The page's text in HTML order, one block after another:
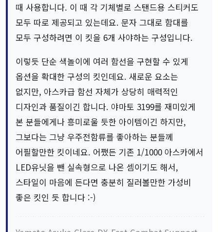
때 사용합니다. 이 때 각 기체별로 스탠드용 스티커도
모두 따로 제공되고 있는데요. 문자 그대로 함대를
모두 구성하려면 이 킷을 6개 사야하는 구성입니다.
이렇듯 단순 색놀이에 여러 함선을 구현할 수 있게
옵션을 확대한 구성의 킷인데요. 새로운 요소는
없지만, 아스카급 함선 자체가 상당히 매력적인
디자인과 품질이긴 합니다. 야마토 3199를 재미있게
본 분들에게나 흥미로울 듯한 아이템이긴 하지만,
그보다는 그냥 우주전함류를 좋아하는 분들께
어필할만한 킷이네요. 어쨌든 기존 1/1000 아스카에서
LED유닛을 뺀 실속형으로 나온 셈이기도 해서,
스타일이 마음에 든다면 충분히 질러볼만한 가성비
좋은 킷인 듯 합니다 :-)